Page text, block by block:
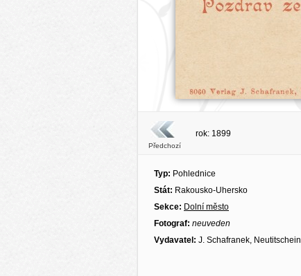
Předchozí
rok: 1899
Typ: Pohlednice
Stát: Rakousko-Uhersko
Sekce: Dolní město
Fotograf: neuveden
Vydavatel: J. Schafranek, Neutitschein